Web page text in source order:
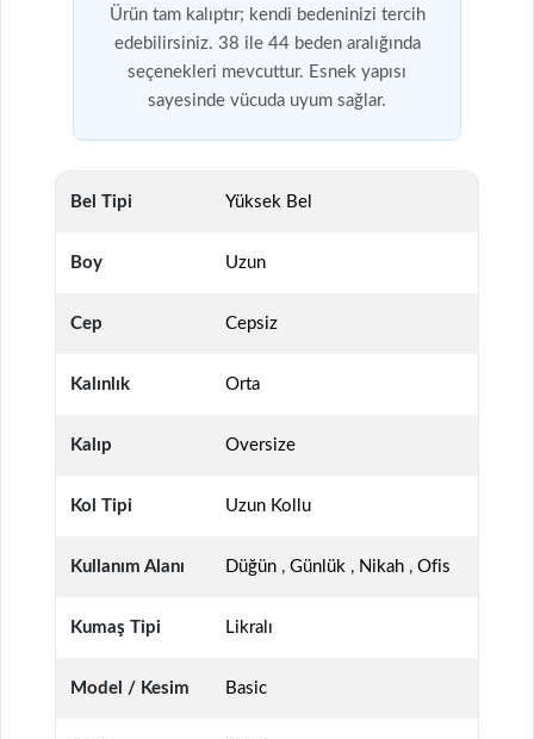
Ürün tam kalıptır; kendi bedeninizi tercih
edebilirsiniz. 38 ile 44 beden aralığında
seçenekleri mevcuttur. Esnek yapısı
sayesinde vücuda uyum sağlar.
Bel Tipi Yüksek Bel
Boy Uzun
Cep Cepsiz
Kalınlık Orta
Kalıp Oversize
Kol Tipi Uzun Kollu
Kullanım Alanı Düğün , Günlük , Nikah , Ofis
Kumaş Tipi Likralı
Model / Kesim Basic